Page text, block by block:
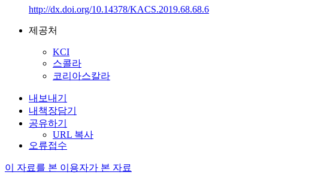
http://dx.doi.org/10.14378/KACS.2019.68.68.6
제공처
KCI
스콜라
코리아스칼라
내보내기
내책장담기
공유하기
URL 복사
오류접수
이 자료를 본 이용자가 본 자료